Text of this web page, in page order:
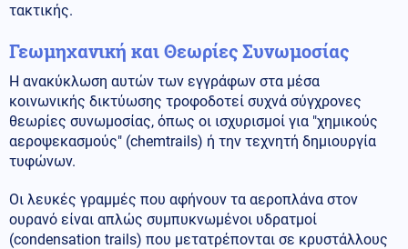
τακτικής.
Γεωμηχανική και Θεωρίες Συνωμοσίας
Η ανακύκλωση αυτών των εγγράφων στα μέσα
κοινωνικής δικτύωσης τροφοδοτεί συχνά σύγχρονες
θεωρίες συνωμοσίας, όπως οι ισχυρισμοί για "χημικούς
αεροψεκασμούς" (chemtrails) ή την τεχνητή δημιουργία
τυφώνων.
Οι λευκές γραμμές που αφήνουν τα αεροπλάνα στον
ουρανό είναι απλώς συμπυκνωμένοι υδρατμοί
(condensation trails) που μετατρέπονται σε κρυστάλλους